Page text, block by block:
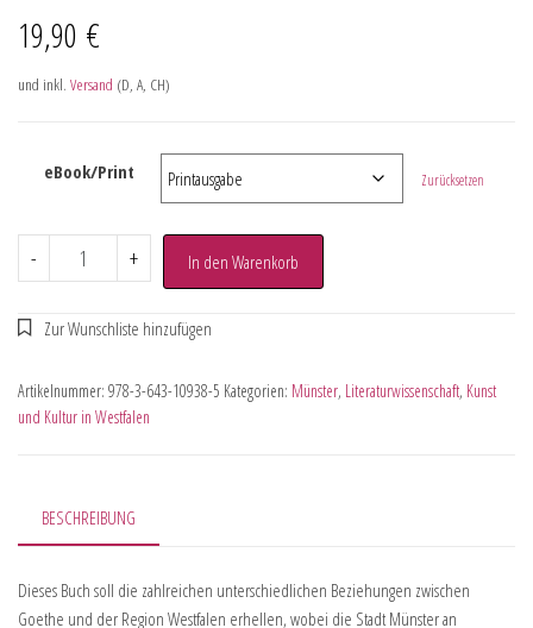
19,90 €
und inkl. Versand (D, A, CH)
eBook/Print Zurücksetzen
- + In den Warenkorb
Artikelnummer: 978-3-643-10938-5 Kategorien: Münster, Literaturwissenschaft, Kunst
und Kultur in Westfalen
BESCHREIBUNG
Dieses Buch soll die zahlreichen unterschiedlichen Beziehungen zwischen
Goethe und der Region Westfalen erhellen, wobei die Stadt Münster an